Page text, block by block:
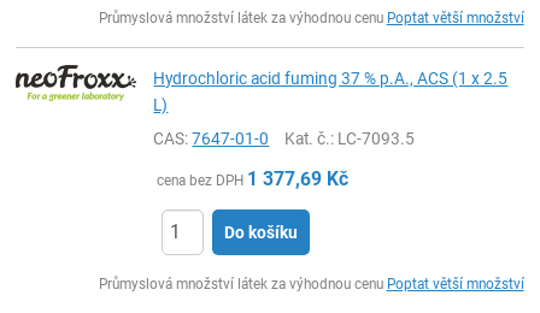
Průmyslová množství látek za výhodnou cenu Poptat větší množství
Hydrochloric acid fuming 37 % p.A., ACS (1 x 2.5
L)
CAS:7647-01-0 Kat. č.: LC-7093.5
cena bez DPH 1 377,69 Kč
Do košíku
Průmyslová množství látek za výhodnou cenu Poptat větší množství